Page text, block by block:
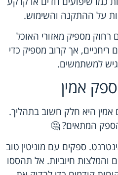
על ההתקנה והשימוש.
מספיק מאזורי האוכל
ריחניים, אך קרוב מספיק כדי
למשתמשים.
אמין
אמין היא חלק חשוב בתהליך.
הספק המתאים? 🤔
ספקים עם מוניטין טוב
והמלצות חיוביות. אל תהססו